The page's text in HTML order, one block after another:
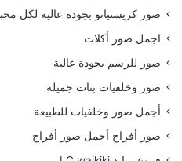
صور كريستيانو بجودة عاليه لكل
اجمل صور أكلات
صور للرسم بجودة عالية
صور وخلفيات بنات جميلة
أجمل صور وخلفيات للطبيعة
صور أفراح أجمل صور أفراح